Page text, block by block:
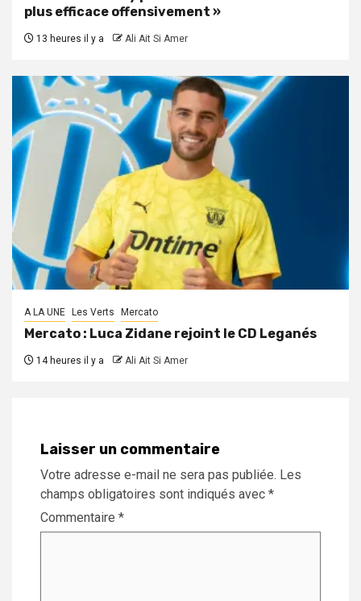
plus efficace offensivement »
13 heures il y a Ali Ait Si Amer
A LA UNE Les Verts Mercato
Mercato : Luca Zidane rejoint le CD Leganés
14 heures il y a Ali Ait Si Amer
Laisser un commentaire
Votre adresse e-mail ne sera pas publiée. Les
champs obligatoires sont indiqués avec *
Commentaire *